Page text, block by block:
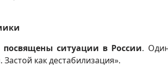
ситуации в России.
как дестабилизация».